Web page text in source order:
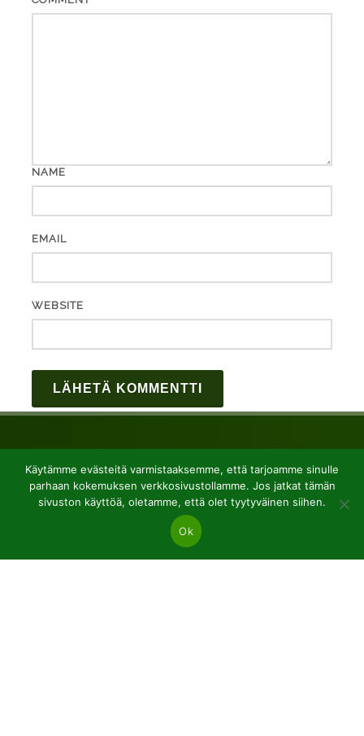
NAME
EMAIL
WEBSITE
Käytämme evästeitä varmistaaksemme, että tarjoamme sinulle
parhaan kokemuksen verkkosivustollamme. Jos jatkat tämän
sivuston käyttöä, oletamme, että olet tyytyväinen siihen.
Ok